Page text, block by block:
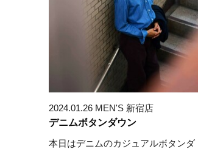
2024.01.26 MEN'S 新宿店
デニムボタンダウン
本日はデニムのカジュアルボタンダ